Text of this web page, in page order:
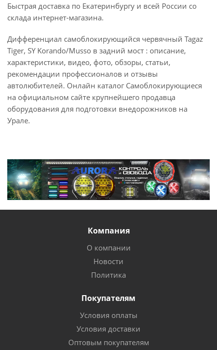
Быстрая доставка по Екатеринбургу и всей России со
склада интернет-магазина.
Дифференциал самоблокирующийся червячный Tagaz
Tiger, SY Korando/Musso в задний мост : описание,
характеристики, видео, фото, обзоры, статьи,
рекомендации профессионалов и отзывы
автолюбителей. Онлайн каталог Самоблокирующиеся
на официальном сайте крупнейшего продавца
оборудования для подготовки внедорожников на
Урале.
Компания
О компании
Новости
Политика
Покупателям
Условия оплаты
Условия доставки
Оптовым покупателям